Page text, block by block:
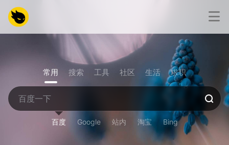
常用 搜索 工具 社区 生活 求职
百度 Google 站内 淘宝 Bing